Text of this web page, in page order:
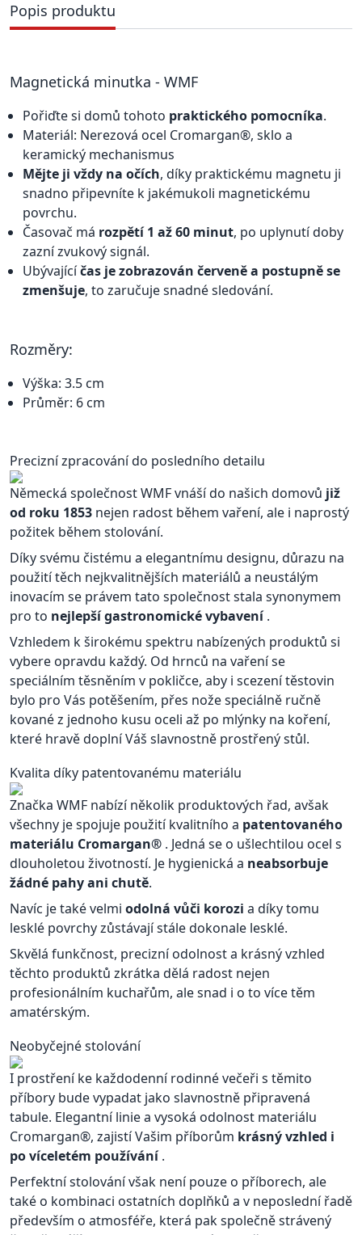
Popis produktu
Magnetická minutka - WMF
Pořiďte si domů tohoto praktického pomocníka.
Materiál: Nerezová ocel Cromargan®, sklo a
keramický mechanismus
Mějte ji vždy na očích, díky praktickému magnetu ji
snadno připevníte k jakémukoli magnetickému
povrchu.
Časovač má rozpětí 1 až 60 minut, po uplynutí doby
zazní zvukový signál.
Ubývajícíčas je zobrazován červeně a postupně se
zmenšuje, to zaručuje snadné sledování.
Rozměry:
Výška: 3.5 cm
Průměr: 6 cm
Precizní zpracování do posledního detailu
Německá společnost WMF vnáší do našich domovů již
od roku 1853 nejen radost během vaření, ale i naprostý
požitek během stolování.
Díky svému čistému a elegantnímu designu, důrazu na
použití těch nejkvalitnějších materiálů a neustálým
inovacím se právem tato společnost stala synonymem
pro to nejlepší gastronomické vybavení.
Vzhledem k širokému spektru nabízených produktů si
vybere opravdu každý. Od hrnců na vaření se
speciálním těsněním v pokličce, aby i scezení těstovin
bylo pro Vás potěšením, přes nože speciálně ručně
kované z jednoho kusu oceli až po mlýnky na koření,
které hravě doplní Váš slavnostně prostřený stůl.
Kvalita díky patentovanému materiálu
Značka WMF nabízí několik produktových řad, avšak
všechny je spojuje použití kvalitního a patentovaného
materiálu Cromargan® . Jedná se o ušlechtilou ocel s
dlouholetou životností. Je hygienická a neabsorbuje
žádné pahy ani chutě.
Navíc je také velmi odolná vůči korozi a díky tomu
lesklé povrchy zůstávají stále dokonale lesklé.
Skvělá funkčnost, precizní odolnost a krásný vzhled
těchto produktů zkrátka dělá radost nejen
profesionálním kuchařům, ale snad i o to více těm
amatérským.
Neobyčejné stolování
I prostření ke každodenní rodinné večeři s těmito
příbory bude vypadat jako slavnostně připravená
tabule. Elegantní linie a vysoká odolnost materiálu
Cromargan®, zajistí Vašim příborům krásný vzhled i
po víceletém používání.
Perfektní stolování však není pouze o příborech, ale
také o kombinaci ostatních doplňků a v neposlední řadě
především o atmosféře, která pak společně strávený